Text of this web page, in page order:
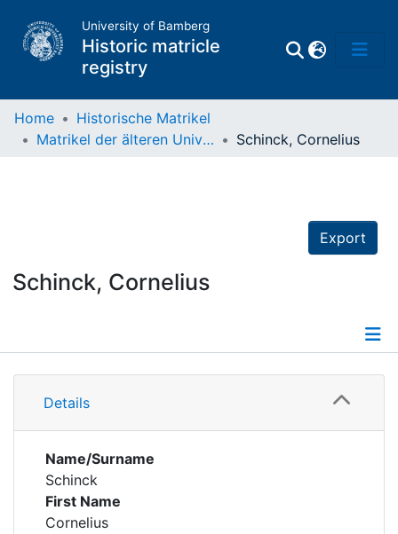
University of Bamberg
Historic matricle
registry
Home
Historische Matrikel
Matrikel der älteren Universität
Schinck, Cornelius
Export
Schinck, Cornelius
Details
Details
Name/Surname
Schinck
First Name
Cornelius